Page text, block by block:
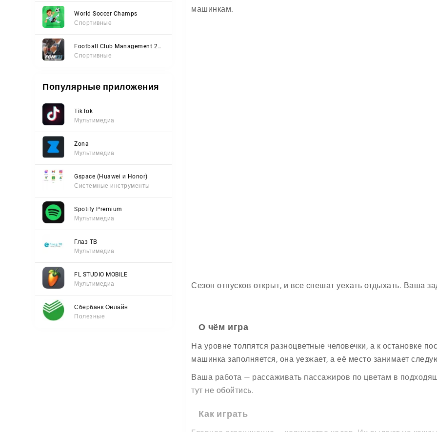
World Soccer Champs
Спортивные
Football Club Management 2023
Спортивные
Популярные приложения
TikTok
Мультимедиа
Zona
Мультимедиа
Gspace (Huawei и Honor)
Системные инструменты
Spotify Premium
Мультимедиа
Глаз ТВ
Мультимедиа
FL STUDIO MOBILE
Мультимедиа
Сбербанк Онлайн
Полезные
машинкам.
Сезон отпусков открыт, и все спешат уехать отдыхать. Ваша
О чём игра
На уровне толпятся разноцветные человечки, а к остановке
машинка заполняется, она уезжает, а её место занимает
Ваша работа — рассаживать пассажиров по цветам в
тут не обойтись.
Как играть